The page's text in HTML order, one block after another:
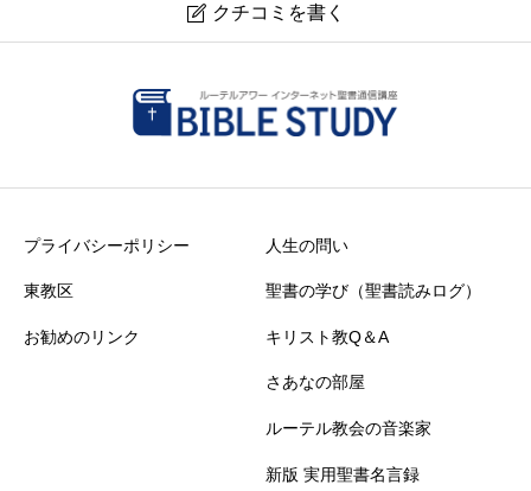
 クチコミを書く
現在クチコミは投稿できません。
プライバシーポリシー
東教区
お勧めのリンク
人生の問い
聖書の学び（聖書読みログ）
キリスト教Q＆A
さあなの部屋
ルーテル教会の音楽家
新版 実用聖書名言録